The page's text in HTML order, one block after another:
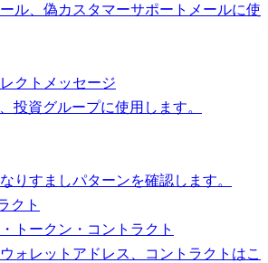
ル、偽カスタマーサポートメールに使
クトメッセージ
投資グループに使用します。
りすましパターンを確認します。
クト
トークン・コントラクト
ォレットアドレス、コントラクトはこ